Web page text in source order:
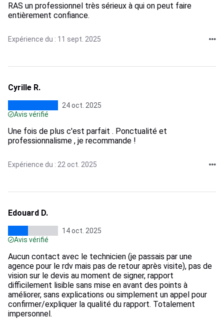
RAS un professionnel très sérieux à qui on peut faire
entièrement confiance.
Expérience du : 11 sept. 2025
Cyrille R.
24 oct. 2025
Avis vérifié
Une fois de plus c'est parfait . Ponctualité et
professionnalisme , je recommande !
Expérience du : 22 oct. 2025
Edouard D.
14 oct. 2025
Avis vérifié
Aucun contact avec le technicien (je passais par une
agence pour le rdv mais pas de retour après visite), pas de
vision sur le devis au moment de signer, rapport
difficilement lisible sans mise en avant des points à
améliorer, sans explications ou simplement un appel pour
confirmer/expliquer la qualité du rapport. Totalement
impersonnel.